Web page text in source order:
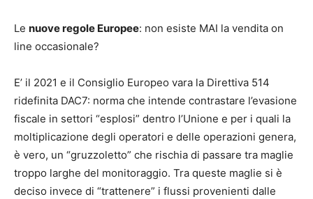
Le nuove regole Europee: non esiste MAI la vendita on
line occasionale?
E’ il 2021 e il Consiglio Europeo vara la Direttiva 514
ridefinita DAC7: norma che intende contrastare l’evasione
fiscale in settori “esplosi” dentro l’Unione e per i quali la
moltiplicazione degli operatori e delle operazioni genera,
è vero, un “gruzzoletto” che rischia di passare tra maglie
troppo larghe del monitoraggio. Tra queste maglie si è
deciso invece di “trattenere” i flussi provenienti dalle